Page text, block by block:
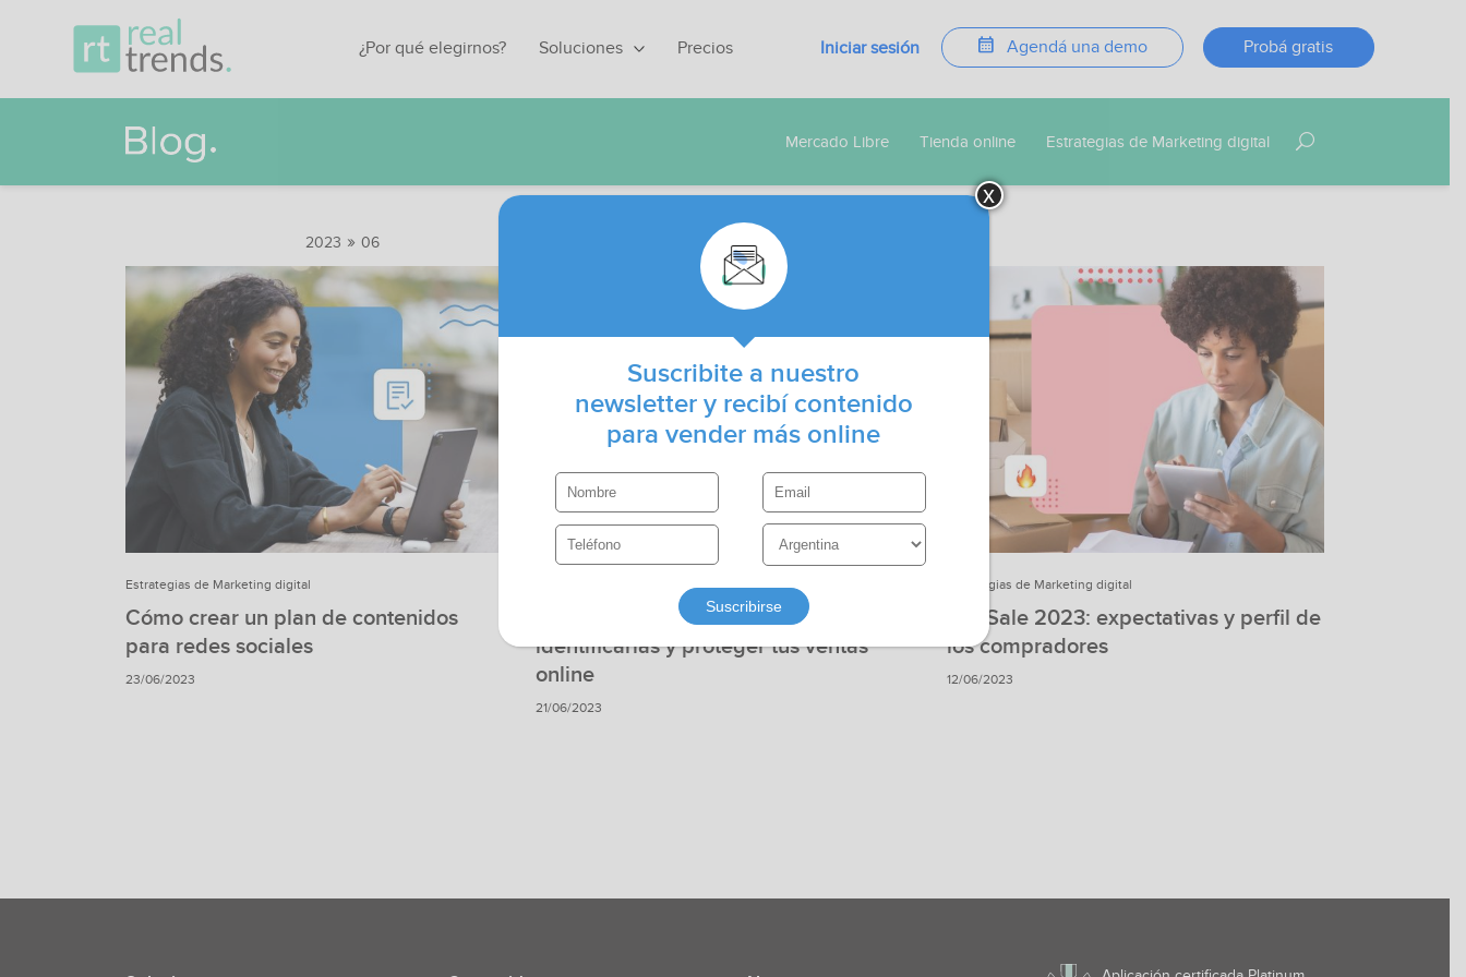
¿Por qué elegirnos? Soluciones Precios Iniciar sesión calendar_month Agendá una demo Probá gratis
Mercado Libre Tienda online Estrategias de Marketing digital
2023 » 06
Estrategias de Marketing digital
Cómo crear un plan de contenidos
para redes sociales
23/06/2023
Estrategias de Marketing digital
Estafas en ecommerce: cómo
identificarlas y proteger tus ventas
online
21/06/2023
Estrategias de Marketing digital
Hot Sale 2023: expectativas y perfil de
los compradores
12/06/2023
Suscribite a nuestro
newsletter y recibí contenido
para vender más online
x